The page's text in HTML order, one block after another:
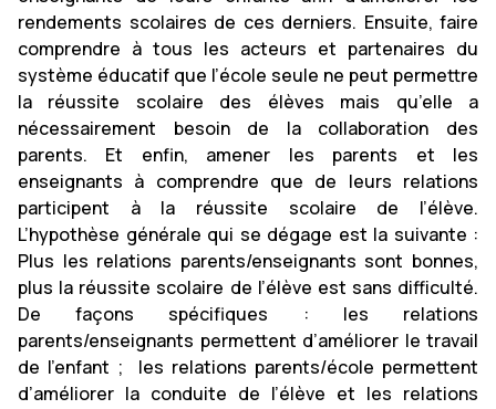
rendements scolaires de ces derniers. Ensuite, faire
comprendre à tous les acteurs et partenaires du
système éducatif que l’école seule ne peut permettre
la réussite scolaire des élèves mais qu’elle a
nécessairement besoin de la collaboration des
parents. Et enfin, amener les parents et les
enseignants à comprendre que de leurs relations
participent à la réussite scolaire de l’élève.
L’hypothèse générale qui se dégage est la suivante :
Plus les relations parents/enseignants sont bonnes,
plus la réussite scolaire de l’élève est sans difficulté.
De façons spécifiques : les relations
parents/enseignants permettent d’améliorer le travail
de l’enfant ; les relations parents/école permettent
d’améliorer la conduite de l’élève et les relations